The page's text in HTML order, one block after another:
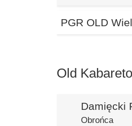
PGR OLD
Old
Damięcki
Obrońca